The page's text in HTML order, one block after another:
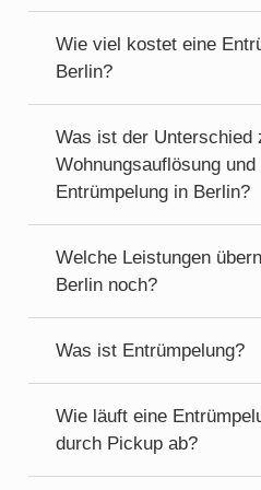
Wie viel kostet eine
Berlin?
Was ist der Unterschied
Wohnungsauflösung und
Entrümpelung in Berlin?
Welche Leistungen
Berlin noch?
Was ist Entrümpelung?
Wie läuft eine
durch Pickup ab?